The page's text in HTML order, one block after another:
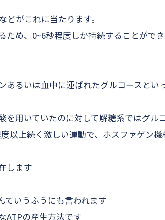
がこれに当たります。
め、0~6秒程度しか持続することができ
あるいは血中に運ばれたグルコースとい
を用いていたのに対して解糖系ではグル
以上続く激しい運動で、ホスファゲン
します
ていうふうにも言われます
ATPの産生方法です